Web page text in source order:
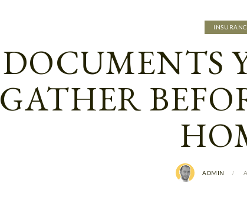
DOCUMENTS
GATHER
ADMIN